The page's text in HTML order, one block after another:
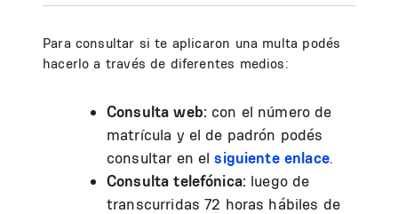
Para consultar si te aplicaron una multa podés
hacerlo a través de diferentes medios:
Consulta web: con el número de
matrícula y el de padrón podés
consultar en elsiguiente enlace.
Consulta telefónica: luego de
transcurridas 72 horas hábiles de